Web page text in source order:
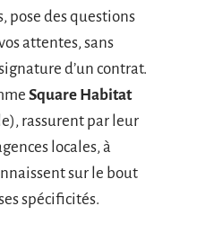
pose des questions
attentes, sans
d’un contrat.
Square Habitat
rassurent par leur
locales, à
sur le bout
spécificités.